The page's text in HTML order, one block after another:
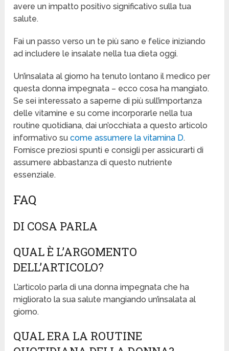
avere un impatto positivo significativo sulla tua
salute.
Fai un passo verso un te più sano e felice iniziando
ad includere le insalate nella tua dieta oggi.
Un’insalata al giorno ha tenuto lontano il medico per
questa donna impegnata – ecco cosa ha mangiato.
Se sei interessato a saperne di più sull’importanza
delle vitamine e su come incorporarle nella tua
routine quotidiana, dai un’occhiata a questo articolo
informativo sucome assumere la vitamina D.
Fornisce preziosi spunti e consigli per assicurarti di
assumere abbastanza di questo nutriente
essenziale.
FAQ
DI COSA PARLA
QUAL È L’ARGOMENTO
DELL’ARTICOLO?
L’articolo parla di una donna impegnata che ha
migliorato la sua salute mangiando un’insalata al
giorno.
QUAL ERA LA ROUTINE